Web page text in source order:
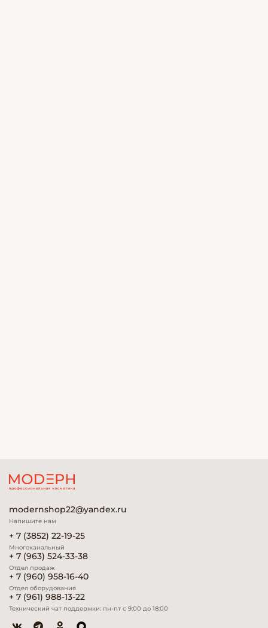
modernshop22@yandex.ru
Напишите нам
+ 7 (3852) 22-19-25
Многоканальный
+ 7 (963) 524-33-38
Отдел продаж
+ 7 (960) 958-16-40
Отдел оборудования
+ 7 (961) 988-13-22
Технический чат поддержки: пн-пт с 9:00 до 18:00